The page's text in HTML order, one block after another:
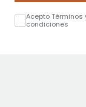
Acepto Términos
condiciones